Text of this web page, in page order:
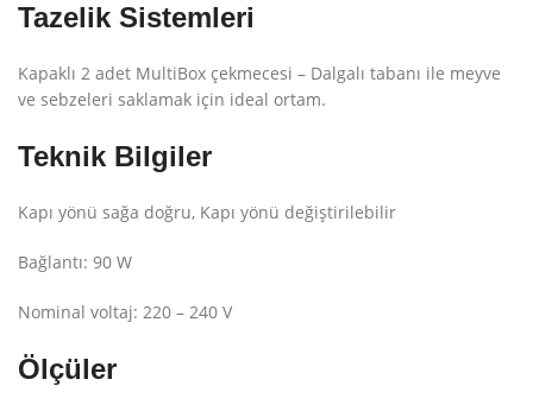
Tazelik Sistemleri
Kapaklı 2 adet MultiBox çekmecesi – Dalgalı tabanı ile meyve
ve sebzeleri saklamak için ideal ortam.
Teknik Bilgiler
Kapı yönü sağa doğru, Kapı yönü değiştirilebilir
Bağlantı: 90 W
Nominal voltaj: 220 – 240 V
Ölçüler